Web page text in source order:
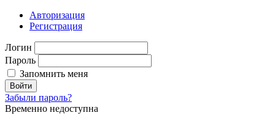
Авторизация
Регистрация
Логин
Пароль
Запомнить меня
Войти
Забыли пароль?
Временно недоступна